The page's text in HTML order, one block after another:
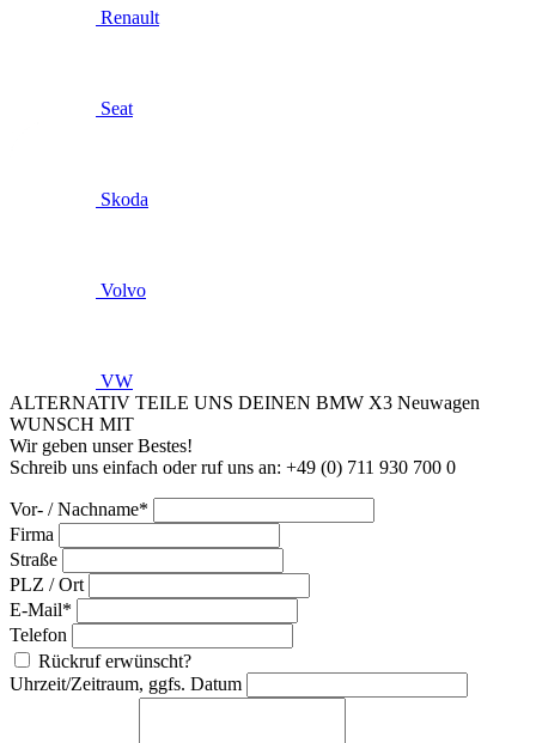
Renault
Seat
Skoda
Volvo
VW
ALTERNATIV TEILE UNS DEINEN BMW X3 Neuwagen
WUNSCH MIT
Wir geben unser Bestes!
Schreib uns einfach oder ruf uns an: +49 (0) 711 930 700 0
Vor- / Nachname*
Firma
Straße
PLZ / Ort
E-Mail*
Telefon
Rückruf erwünscht?
Uhrzeit/Zeitraum, ggfs. Datum